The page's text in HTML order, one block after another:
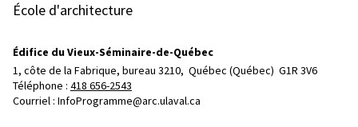
École d'architecture
Édifice du Vieux-Séminaire-de-Québec
1, côte de la Fabrique, bureau 3210, Québec (Québec)  G1R 3V6
Téléphone : 418 656-2543
Courriel : InfoProgramme@arc.ulaval.ca